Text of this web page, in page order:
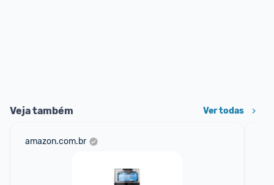
Veja também Ver todas
amazon.com.br